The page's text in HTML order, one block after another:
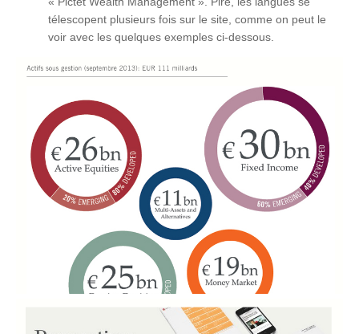
télescopent plusieurs fois sur le site, comme on peut le
voir avec les quelques exemples ci-dessous.